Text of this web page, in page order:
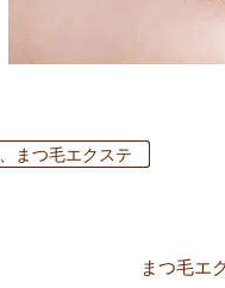
まつ毛エクステ
まつ毛エ